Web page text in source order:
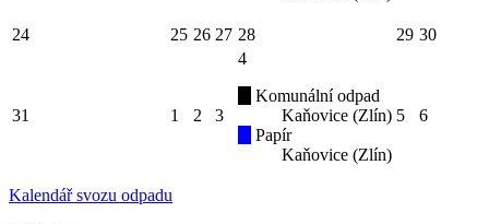
24 25 26 27 28 29 30
31 1 2 3
4
Komunální odpad
Kaňovice (Zlín)
Papír
Kaňovice (Zlín)
5 6
Kalendář svozu odpadu